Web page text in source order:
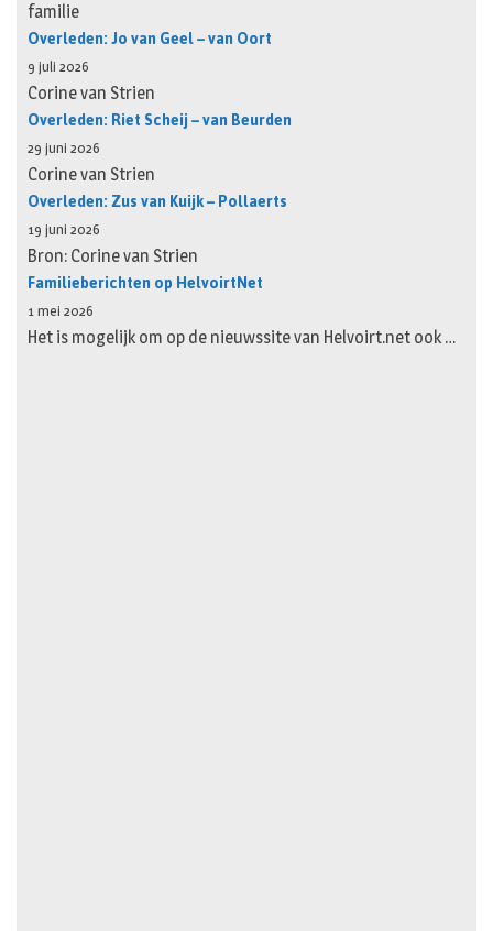
familie
Overleden: Jo van Geel – van Oort
9 juli 2026
Corine van Strien
Overleden: Riet Scheij – van Beurden
29 juni 2026
Corine van Strien
Overleden: Zus van Kuijk – Pollaerts
19 juni 2026
Bron: Corine van Strien
Familieberichten op HelvoirtNet
1 mei 2026
Het is mogelijk om op de nieuwssite van Helvoirt.net ook …